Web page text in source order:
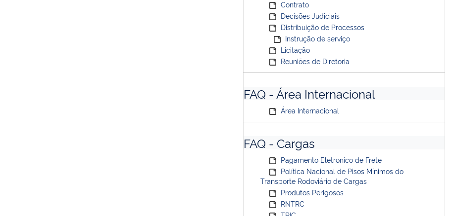
Contrato
Decisões Judiciais
Distribuição de Processos
Instrução de serviço
Licitação
Reuniões de Diretoria
FAQ - Área Internacional
Área Internacional
FAQ - Cargas
Pagamento Eletronico de Frete
Política Nacional de Pisos Mínimos do
Transporte Rodoviário de Cargas
Produtos Perigosos
RNTRC